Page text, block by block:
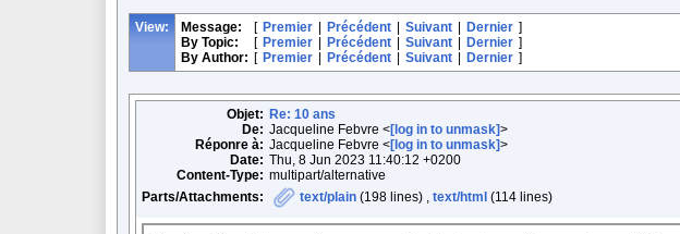
View: Message: [ Premier Précédent Suivant Dernier ]
By Topic:
[ Premier Précédent Suivant Dernier ]
By Author: [ Premier Précédent Suivant Dernier ]
Objet: Re: 10 ans
De: Jacqueline Febvre <[log in to unmask]>
Réponre à: Jacqueline Febvre <[log in to unmask]>
Date: Thu, 8 Jun 2023 11:40:12 +0200
Content-Type: multipart/alternative
Parts/Attachments:
text/plain (198 lines) , text/html (114 lines)